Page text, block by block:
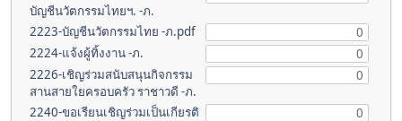
บัญชีนวัตกรรมไทยฯ. -ภ.
2223-บัญชีนวัตกรรมไทย -ภ.pdf
0
2224-แจ้งผู้ทิ้งงาน -ภ.
0
2226-เชิญร่วมสนับสนุนกิจกรรม
สานสายใยครอบครัว ราชาวดี -ภ.
0
2240-ขอเรียนเชิญร่วมเป็นเกียรติ
0